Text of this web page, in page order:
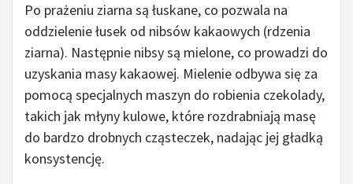
Po prażeniu ziarna są łuskane, co pozwala na
oddzielenie łusek od nibsów kakaowych (rdzenia
ziarna). Następnie nibsy są mielone, co prowadzi do
uzyskania masy kakaowej. Mielenie odbywa się za
pomocą specjalnych maszyn do robienia czekolady,
takich jak młyny kulowe, które rozdrabniają masę
do bardzo drobnych cząsteczek, nadając jej gładką
konsystencję.